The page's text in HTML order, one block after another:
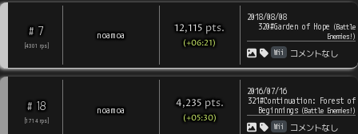
# 7
4301 rps
noamoa 12,115 pts.
(+06:21)
2018/08/08
320#Garden of Hope (Battle
Enemies!)
Wii
コメントなし
# 18
1714 rps
noamoa 4,235 pts.
(+05:30)
2016/07/16
321#Continuation: Forest of
Beginnings(Battle Enemies!)
Wii
コメントなし